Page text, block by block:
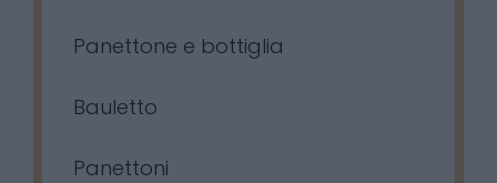
Panettone e bottiglia
Bauletto
Panettoni